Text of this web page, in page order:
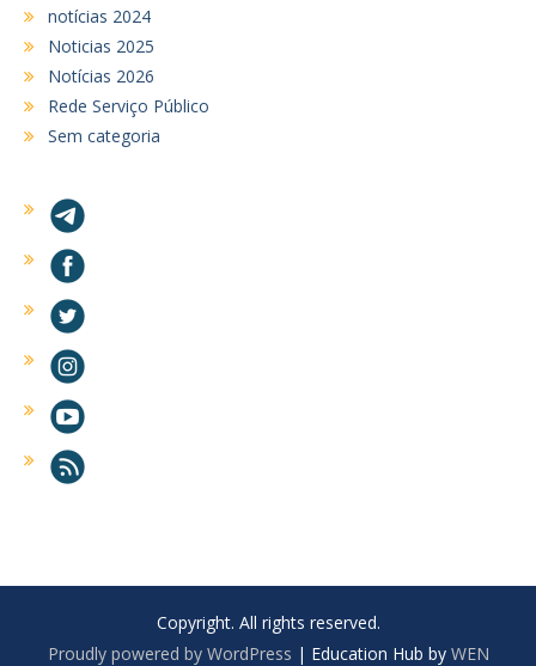
notícias 2024
Noticias 2025
Notícias 2026
Rede Serviço Público
Sem categoria
Copyright. All rights reserved.
Proudly powered by WordPress | Education Hub by WEN